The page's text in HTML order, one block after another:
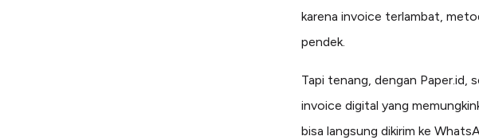
karena invoice terlambat,
pendek.
Tapi tenang, dengan Paper.id,
invoice digital yang
bisa langsung dikirim ke